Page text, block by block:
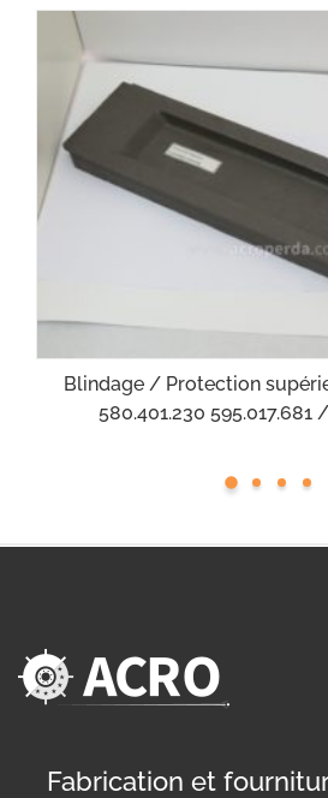
Blindage / Protection
580.401.230 595.017.681
Fabrication et